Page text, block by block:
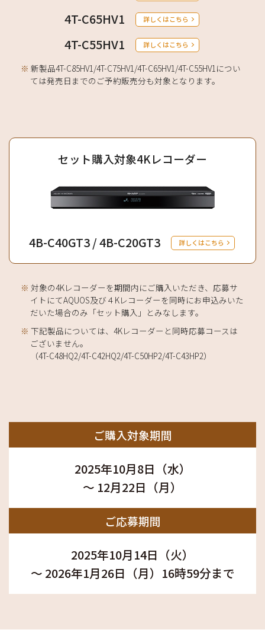
4T-C65HV1 詳しくはこちら
4T-C55HV1 詳しくはこちら
※ 新製品4T-C85HV1/4T-C75HV1/4T-C65HV1/4T-C55HV1につい
ては発売日までのご予約販売分も対象となります。
セット購入対象4Kレコーダー
4B-C40GT3 / 4B-C20GT3 詳しくはこちら
※ 対象の4Kレコーダーを期間内にご購入いただき、応募サ
イトにてAQUOS及び４Kレコーダーを同時にお申込みいた
だいた場合のみ「セット購入」とみなします。
※ 下記製品については、4Kレコーダーと同時応募コースは
ございません。
（4T-C48HQ2/4T-C42HQ2/4T-C50HP2/4T-C43HP2）
ご購入対象期間
2025年10月8日（水）
～ 12月22日（月）
ご応募期間
2025年10月14日（火）
～ 2026年1月26日（月）16時59分まで